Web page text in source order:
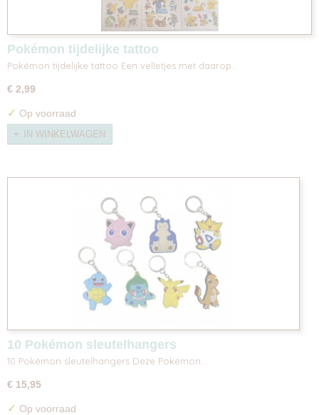
Pokémon tijdelijke tattoo
Pokémon tijdelijke tattoo Een velletjes met daarop…
€ 2,99
✓ Op voorraad
IN WINKELWAGEN
10 Pokémon sleutelhangers
10 Pokémon sleutelhangers Deze Pokémon…
€ 15,95
✓ Op voorraad